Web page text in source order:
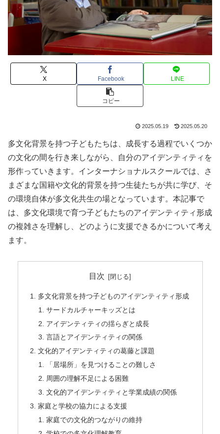
X Facebook LINE
コピー
2025.05.19 2025.05.20
多文化背景を持つ子どもたちは、成長する過程でいくつか
の文化の間を行き来しながら、自分のアイデンティティを
形作っていきます。インターナショナルスクールでは、さ
まざまな国籍や文化的背景を持つ生徒たちが共に学び、そ
の環境自体が多文化共生の場となっています。本記事で
は、多文化環境で育つ子どもたちのアイデンティティ形成
の複雑さを理解し、どのように支援できるかについて考え
ます。
目次
多文化背景を持つ子どものアイデンティティ形成
サードカルチャーキッズとは
アイデンティティの揺らぎと成長
言語とアイデンティティの関係
文化的アイデンティティの葛藤と課題
「居場所」を見つけることの難しさ
周囲の理解不足による困難
文化的アイデンティティと学業成績の関係
家庭と学校の協力による支援
家庭での文化的つながりの維持